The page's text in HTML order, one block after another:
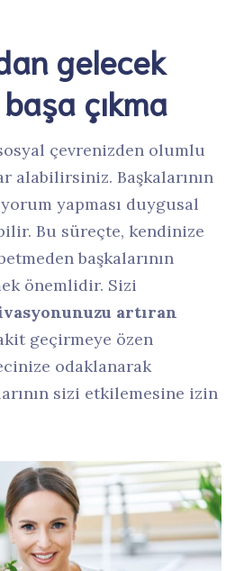
gelecek
çıkma
çevrenizden olumlu
alabilirsiniz. Başkalarının
yapması duygusal
Bu süreçte, kendinize
başkalarının
önemlidir. Sizi
artıran
geçirmeye özen
odaklanarak
sizi etkilemesine izin